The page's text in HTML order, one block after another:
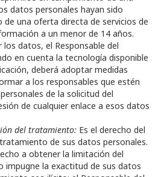
datos personales hayan sido
una oferta directa de servicios de
a un menor de 14 años.
los datos, el Responsable del
en cuenta la tecnología disponible
deberá adoptar medidas
a los responsables que estén
de la solicitud del
de cualquier enlace a esos datos
del tratamiento: Es el derecho del
de sus datos personales.
a obtener la limitación del
impugne la exactitud de sus datos